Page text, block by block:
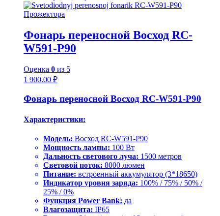
Прожектора
Фонарь переносной Восход RC-
W591-P90
Оценка 0 из 5
1 900.00 ₽
Фонарь переносной Восход RC-W591-P90
Характеристики:
Модель: Восход RC-W591-P90
Мощность лампы: 100 Вт
Дальность светового луча: 1500 метров
Световой поток: 8000 люмен
Питание: встроенный аккумулятор (3*18650)
Индикатор уровня заряда: 100% / 75% / 50% /
25% / 0%
Функция Power Bank: да
Влагозащита: IP65